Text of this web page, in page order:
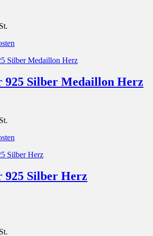
925 Silber Medaillon Herz
925 Silber Herz